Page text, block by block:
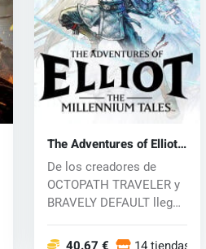
The Adventures of Elliot:
The Millennium Tales
(PC) key
De los creadores de
OCTOPATH TRAVELER y
BRAVELY DEFAULT llega